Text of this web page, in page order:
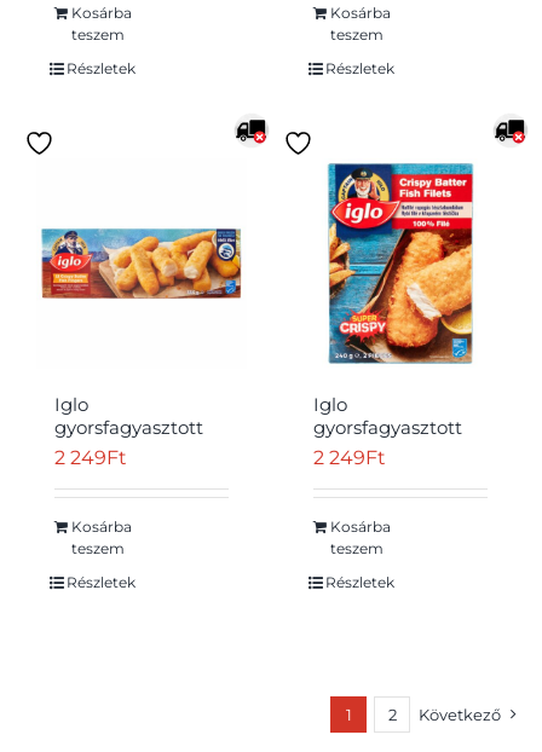
Kosárba
teszem
Részletek
Kosárba
teszem
Részletek
Iglo
gyorsfagyasztott
halrúd ropogós
g (336 g)
2 249Ft
Kosárba
teszem
Részletek
Iglo
gyorsfagyasztott
halfilé ropogós
db 240 g
2 249Ft
Kosárba
teszem
Részletek
1 2 Következő